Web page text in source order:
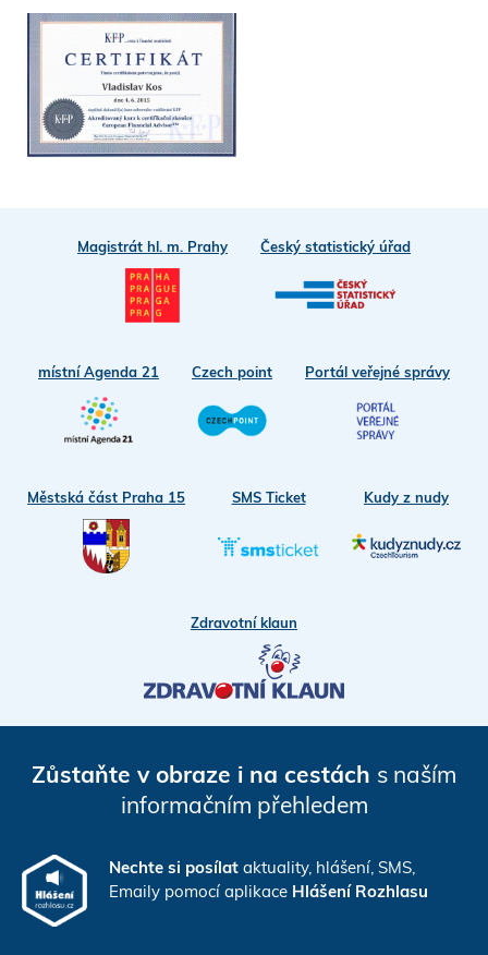
Magistrát hl. m. Prahy Český statistický úřad
místní Agenda 21 Czech point Portál veřejné správy
Městská část Praha 15 SMS Ticket Kudy z nudy
Zdravotní klaun
Zůstaňte v obraze i na cestách s naším
informačním přehledem
Nechte si posílat aktuality, hlášení, SMS,
Emaily pomocí aplikace Hlášení Rozhlasu